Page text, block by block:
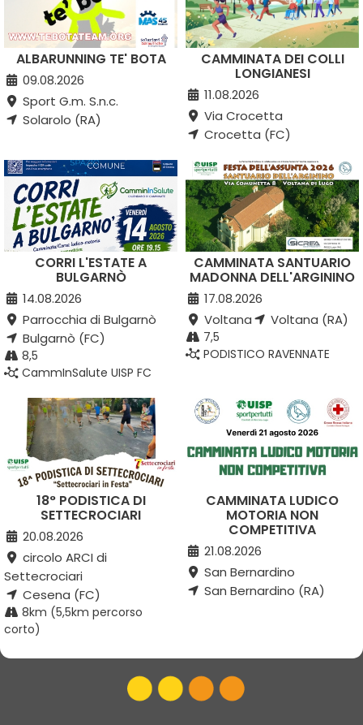
ALBARUNNING TE' BOTA
09.08.2026
Sport G.m. S.n.c.
Solarolo (RA)
CAMMINATA DEI COLLI
LONGIANESI
11.08.2026
Via Crocetta
Crocetta (FC)
CORRI L'ESTATE A
BULGARNÒ
14.08.2026
Parrocchia di Bulgarnò
Bulgarnò (FC)
8,5
CammInSalute UISP FC
CAMMINATA SANTUARIO
MADONNA DELL'ARGININO
17.08.2026
Voltana
Voltana (RA)
7,5
PODISTICO RAVENNATE
18° PODISTICA DI
SETTECROCIARI
20.08.2026
circolo ARCI di
Settecrociari
Cesena (FC)
8km (5,5km percorso
corto)
CAMMINATA LUDICO
MOTORIA NON
COMPETITIVA
21.08.2026
San Bernardino
San Bernardino (RA)